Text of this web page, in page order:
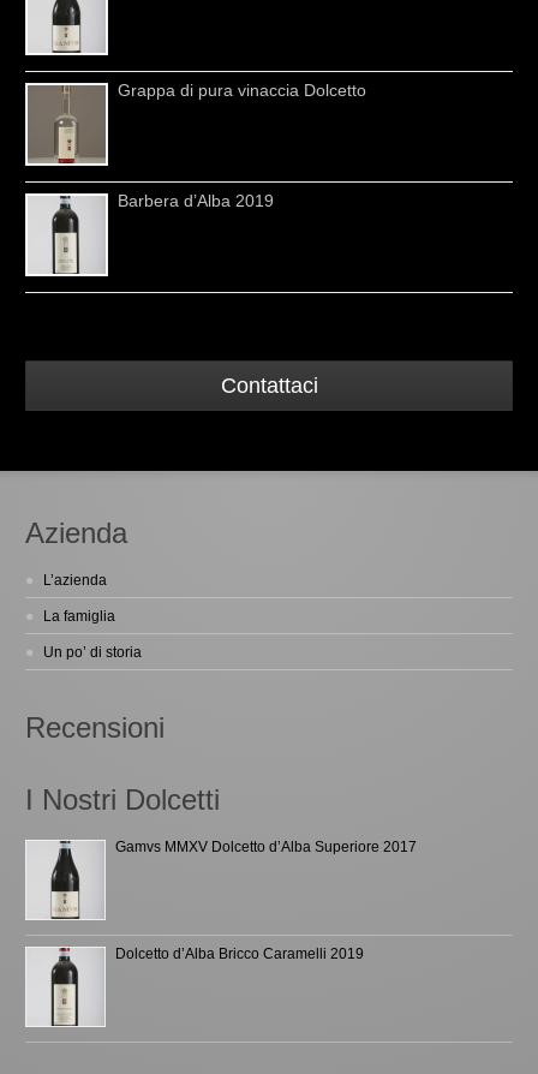
Grappa di pura vinaccia Dolcetto
Barbera d’Alba 2019
Contattaci
Azienda
L’azienda
La famiglia
Un po’ di storia
Recensioni
I Nostri Dolcetti
Gamvs MMXV Dolcetto d’Alba Superiore 2017
Dolcetto d’Alba Bricco Caramelli 2019